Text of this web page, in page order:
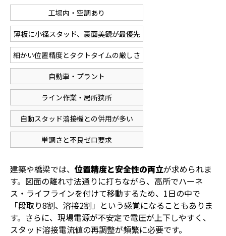
工場内・空調あり
薄板に小径スタッド、裏面美観が最優先
細かい位置精度とタクトタイムの厳しさ
自動車・プラント
ライン作業・局所狭所
自動スタッド溶接機との併用が多い
単調さと不良ゼロ要求
建築や橋梁では、 位置精度と安全性の両立が求められま
す。図面の離れ寸法通りに打ちながら、高所でハーネ
ス・ライフラインを付けて移動するため、1日の中で
「段取り8割、溶接2割」という感覚になることもありま
す。さらに、現場電源が不安定で電圧が上下しやすく、
スタッド溶接電流値の再調整が頻繁に必要です。